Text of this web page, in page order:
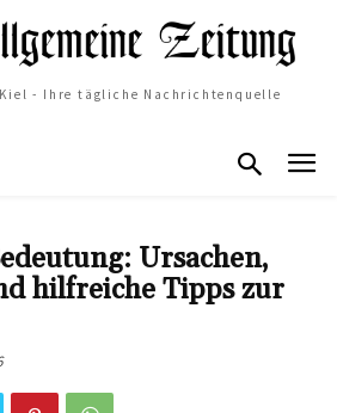
- Ihre tägliche Nachrichtenquelle
Ursachen,
hilfreiche Tipps zur